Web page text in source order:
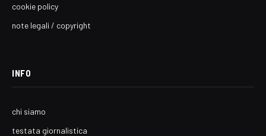
cookie policy
note legali / copyright
INFO
chi siamo
testata giornalistica